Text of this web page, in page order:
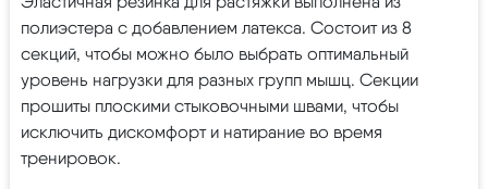
полиэстера с добавлением латекса. Состоит из 8
секций, чтобы можно было выбрать оптимальный
уровень нагрузки для разных групп мышц. Секции
прошиты плоскими стыковочными швами, чтобы
исключить дискомфорт и натирание во время
тренировок.